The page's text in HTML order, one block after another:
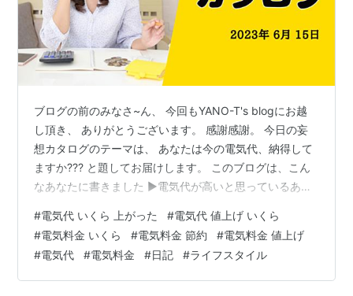
ブログの前のみなさ~ん、 今回もYANO-T's blogにお越
し頂き、 ありがとうございます。 感謝感謝。 今日の妄
想カタログのテーマは、 あなたは今の電気代、納得して
ますか??? と題してお届けします。 このブログは、こん
なあなたに書きました ▶電気代が高いと思っているあな
た！ ▶節約のため、家計を見直しているあなた！ さて、
6月の使用分から大手電力7社の家庭向け電気料金の値上
げになりましたが、 みなさんはこのニュース納得してお
られますか？ (引用：
#電気代 いくら 上がった #電気代 値上げ いくら
#電気料金 いくら #電気料金 節約 #電気料金 値上げ
#電気代 #電気料金 #日記 #ライフスタイル